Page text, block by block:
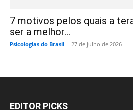
7 motivos pelos quais a
ser a melhor...
Psicologias do Brasil - 27 de julho de 2026
EDITOR PICKS